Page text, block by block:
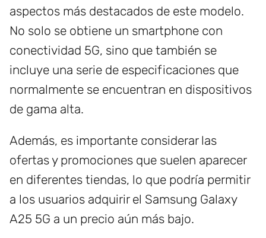
aspectos más destacados de este modelo.
No solo se obtiene un smartphone con
conectividad 5G, sino que también se
incluye una serie de especificaciones que
normalmente se encuentran en dispositivos
de gama alta.
Además, es importante considerar las
ofertas y promociones que suelen aparecer
en diferentes tiendas, lo que podría permitir
a los usuarios adquirir el Samsung Galaxy
A25 5G a un precio aún más bajo.